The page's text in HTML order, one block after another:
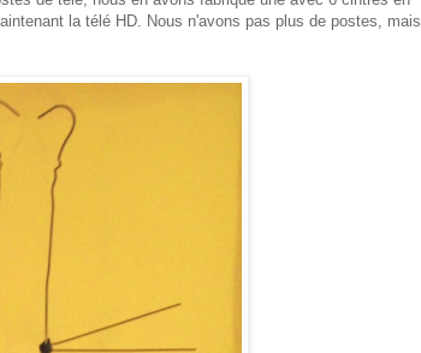
la télé HD. Nous n'avons pas plus de postes, mais